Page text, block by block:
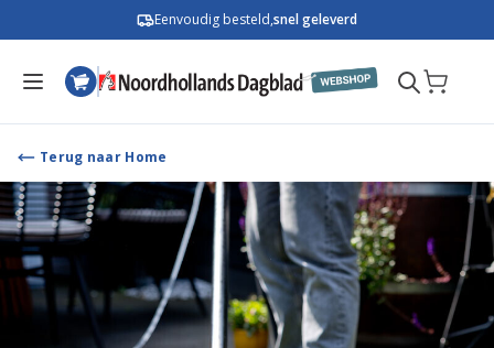
Eenvoudig besteld,snel geleverd
Terug naar Home